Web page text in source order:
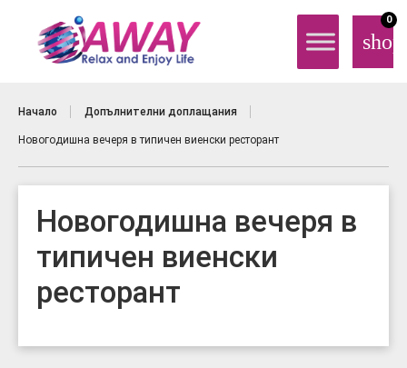
0
Начало Допълнителни доплащания
Новогодишна вечеря в типичен виенски ресторант
Новогодишна вечеря в
типичен виенски
ресторант